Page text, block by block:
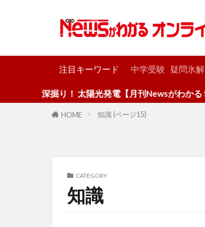
注目キーワード 中学受験 疑問氷解
掘り！ 太陽光発電【月刊Newsがわかる９月号】
HOME 知識 (ページ15)
CATEGORY
知識